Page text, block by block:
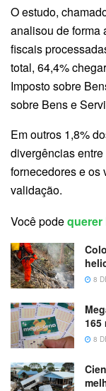
O estudo,
analisou de forma
fiscais
total, 64,4%
Imposto sobre
sobre Bens e
Em outros 1,8%
divergências
fornecedores e os
validação.
Você podequerer
8
8